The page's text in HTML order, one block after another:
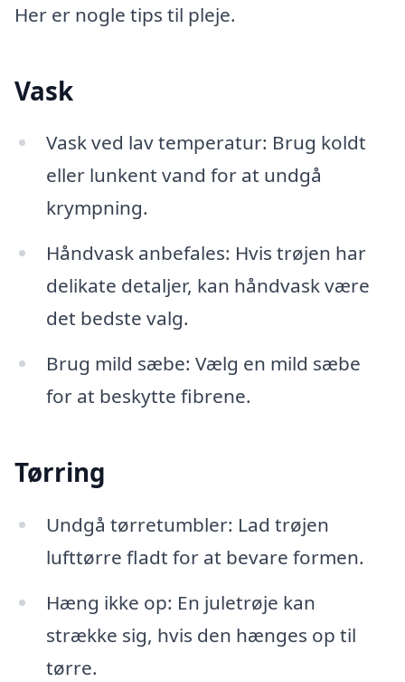
Her er nogle tips til pleje.
Vask
Vask ved lav temperatur: Brug koldt
eller lunkent vand for at undgå
krympning.
Håndvask anbefales: Hvis trøjen har
delikate detaljer, kan håndvask være
det bedste valg.
Brug mild sæbe: Vælg en mild sæbe
for at beskytte fibrene.
Tørring
Undgå tørretumbler: Lad trøjen
lufttørre fladt for at bevare formen.
Hæng ikke op: En juletrøje kan
strække sig, hvis den hænges op til
tørre.